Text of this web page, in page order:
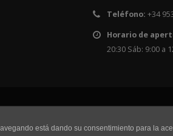
Teléfono: +34
Horario de
20:30 Sáb: 9:00 a
está dando su consentimiento para la